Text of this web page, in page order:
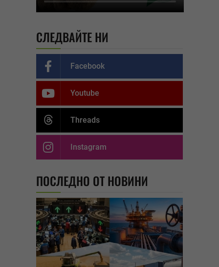
СЛЕДВАЙТЕ НИ
Facebook
Youtube
Threads
Instagram
ПОСЛЕДНО ОТ НОВИНИ